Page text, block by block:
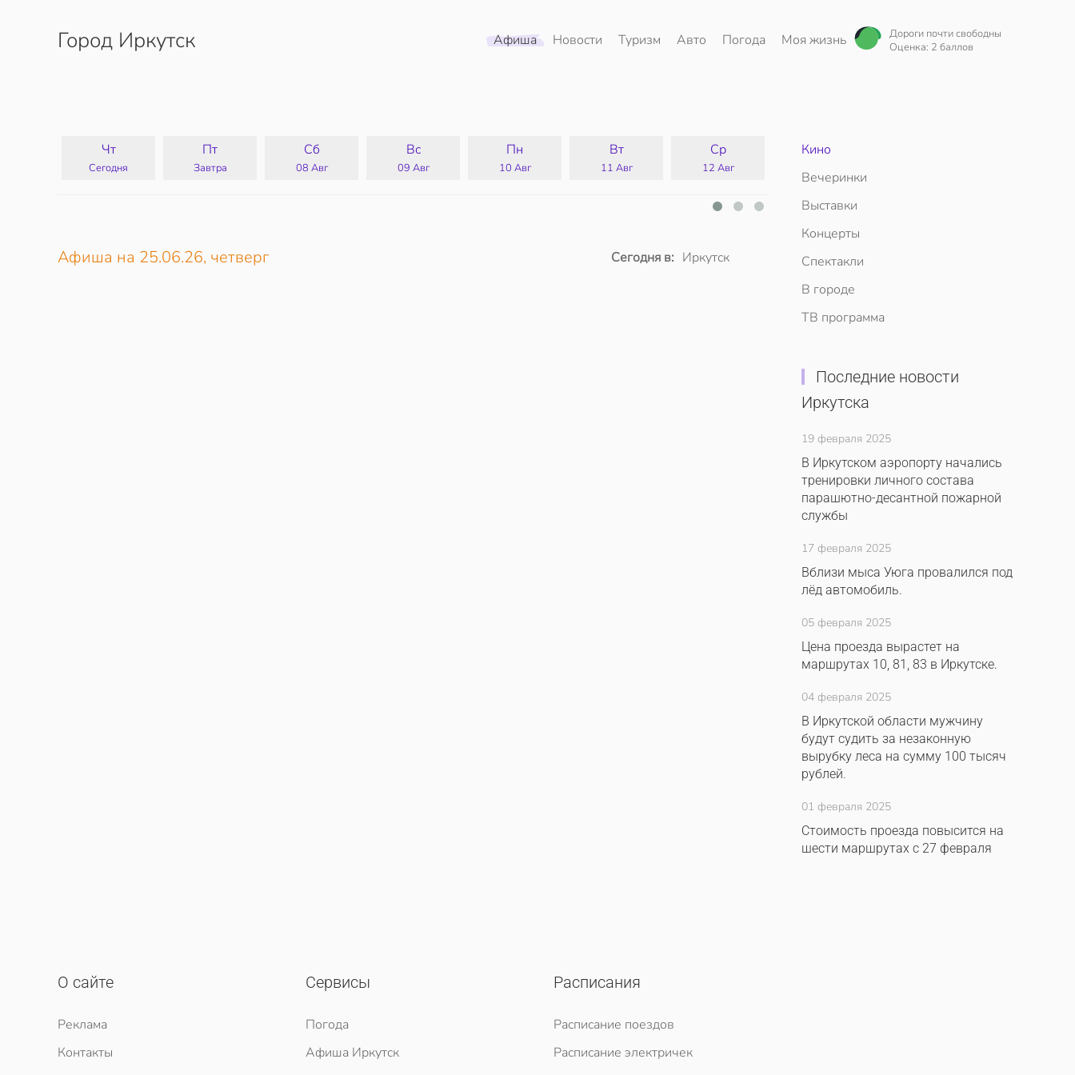
Перейти к содержимому
Город Иркутск Афиша Новости Туризм Авто Погода Моя жизнь
Дороги почти свободны
Оценка: 2 баллов
Чт
Сегодня
Пт
Завтра
Сб
08 Авг
Вс
09 Авг
Пн
10 Авг
Вт
11 Авг
Ср
12 Авг
Чт
Сегодня в: Иркутск
Афиша на 25.06.26, четверг
Кино
Вечеринки
Выставки
Концерты
Спектакли
В городе
ТВ программа
Последние новости
Иркутска
19 февраля 2025
В Иркутском аэропорту начались
тренировки личного состава
парашютно-десантной пожарной
службы
17 февраля 2025
Вблизи мыса Уюга провалился под
лёд автомобиль.
05 февраля 2025
Цена проезда вырастет на
маршрутах 10, 81, 83 в Иркутске.
04 февраля 2025
В Иркутской области мужчину
будут судить за незаконную
вырубку леса на сумму 100 тысяч
рублей.
01 февраля 2025
Стоимость проезда повысится на
шести маршрутах с 27 февраля
О сайте
Реклама
Контакты
Сервисы
Погода
Афиша Иркутск
Расписания
Расписание поездов
Расписание электричек